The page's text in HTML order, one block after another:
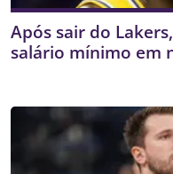
Após sair do
salário mínimo em